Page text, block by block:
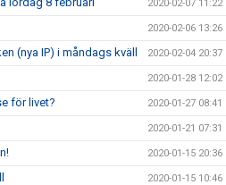
2020-02-07 11:22
2020-02-06 13:26
(nya IP) i måndags kväll 2020-02-04 20:37
2020-01-28 12:02
för livet? 2020-01-27 08:41
2020-01-21 07:31
2020-01-15 20:36
2020-01-15 10:46